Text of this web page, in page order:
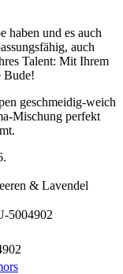
haben und es auch
auch
Talent: Mit Ihrem
Bude!
geschmeidig-weich
Mischung perfekt
& Lavendel
5004902